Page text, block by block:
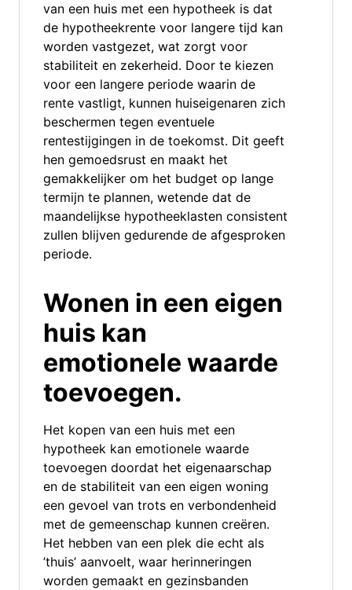
van een huis met een hypotheek is dat
de hypotheekrente voor langere tijd kan
worden vastgezet, wat zorgt voor
stabiliteit en zekerheid. Door te kiezen
voor een langere periode waarin de
rente vastligt, kunnen huiseigenaren zich
beschermen tegen eventuele
rentestijgingen in de toekomst. Dit geeft
hen gemoedsrust en maakt het
gemakkelijker om het budget op lange
termijn te plannen, wetende dat de
maandelijkse hypotheeklasten consistent
zullen blijven gedurende de afgesproken
periode.
Wonen in een eigen
huis kan
emotionele waarde
toevoegen.
Het kopen van een huis met een
hypotheek kan emotionele waarde
toevoegen doordat het eigenaarschap
en de stabiliteit van een eigen woning
een gevoel van trots en verbondenheid
met de gemeenschap kunnen creëren.
Het hebben van een plek die echt als
’thuis’ aanvoelt, waar herinneringen
worden gemaakt en gezinsbanden